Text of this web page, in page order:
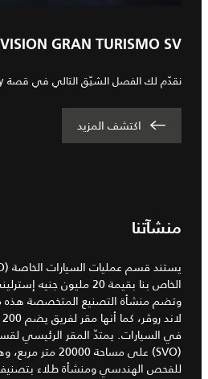
GRAN TURISMO SV
نقدّم لك الفصل الشيّق التالي في قصة Turismo story.
اكتشف المزيد
منشآتنا
الخاص بنا بقيمة 20 مليون
وتضم منشأة التصنيع المتخصصة هذه
في السيارات. يمتدّ المقر الرئيسي
للفحص الهندسي ومنشأة طلاء